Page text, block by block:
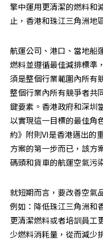
擎中運用更清潔的燃料和
止，香港和珠江三角洲地
航運公司、港口、當地船
燃料並遵循最佳減排標準
須是整個行業範圍內所有
整個行業內所有競爭者共
鍵要素。香港政府和深圳
以實現這一目標的最佳角
約》附則VI是香港邁出的
方案的第一步而已，該方
碼頭和貨車的航運空氣污
就短期而言，要改善空氣
例如：降低珠江三角洲和
更清潔燃料或者培訓員工
少燃料消耗量，從而減少